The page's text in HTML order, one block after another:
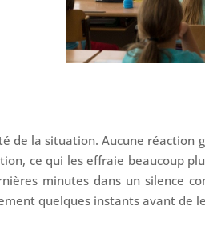
de la situation. Aucune réaction
ce qui les effraie beaucoup
minutes dans un silence
quelques instants avant de